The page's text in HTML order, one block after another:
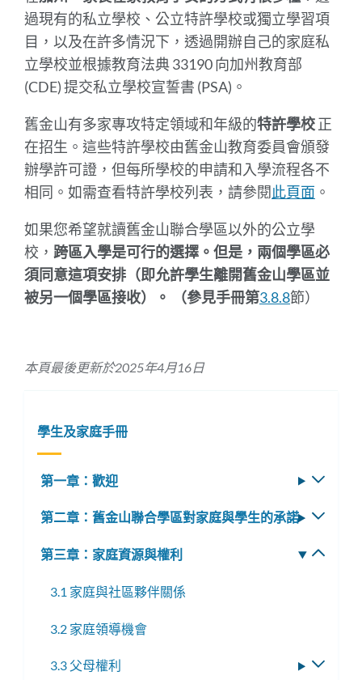
過現有的私立學校、公立特許學校或獨立學習項
目，以及在許多情況下，透過開辦自己的家庭私
立學校並根據教育法典 33190 向加州教育部
(CDE) 提交私立學校宣誓書 (PSA)。
舊金山有多家專攻特定領域和年級的特許學校正
在招生。這些特許學校由舊金山教育委員會頒發
辦學許可證，但每所學校的申請和入學流程各不
相同。如需查看特許學校列表，請參閱此頁面 。
如果您希望就讀舊金山聯合學區以外的公立學
校， 跨區入學是可行的選擇。但是，兩個學區必
須同意這項安排（即允許學生離開舊金山學區並
被另一個學區接收）。 （參見手冊第3.8.8節）
本頁最後更新於2025年4月16日
學生及家庭手冊
第一章：歡迎
第二章：舊金山聯合學區對家庭與學生的承諾
第三章：家庭資源與權利
3.1 家庭與社區夥伴關係
3.2 家庭領導機會
3.3 父母權利